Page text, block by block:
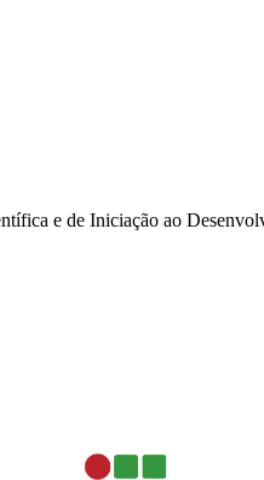
e de Iniciação ao